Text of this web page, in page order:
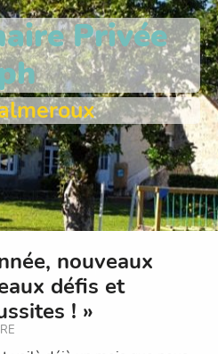
Privée
nouveaux
défis et
! »